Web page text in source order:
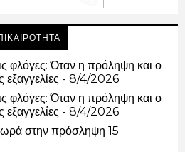
φλόγες: Όταν η πρόληψη και ο
- 8/4/2026
φλόγες: Όταν η πρόληψη και ο
- 8/4/2026
στην πρόσληψη 15